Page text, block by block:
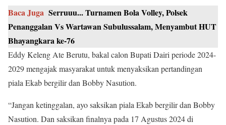
Baca Juga Serruuu... Turnamen Bola Volley, Polsek
Penanggalan Vs Wartawan Subulussalam, Menyambut HUT
Bhayangkara ke-76
Eddy Keleng Ate Berutu, bakal calon Bupati Dairi periode 2024-
2029 mengajak masyarakat untuk menyaksikan pertandingan
piala Ekab bergilir dan Bobby Nasution.
“Jangan ketinggalan, ayo saksikan piala Ekab bergilir dan Bobby
Nasution. Dan saksikan finalnya pada 17 Agustus 2024 di